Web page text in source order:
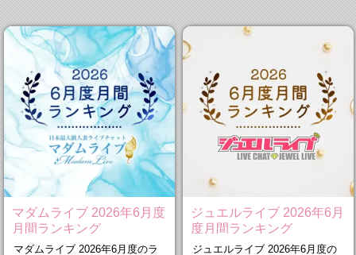
マダムライブ 2026年6月度
月間ランキング
マダムライブ 2026年6月度のラ
ジュエルライブ 2026年6月
度月間ランキング
ジュエルライブ 2026年6月度の